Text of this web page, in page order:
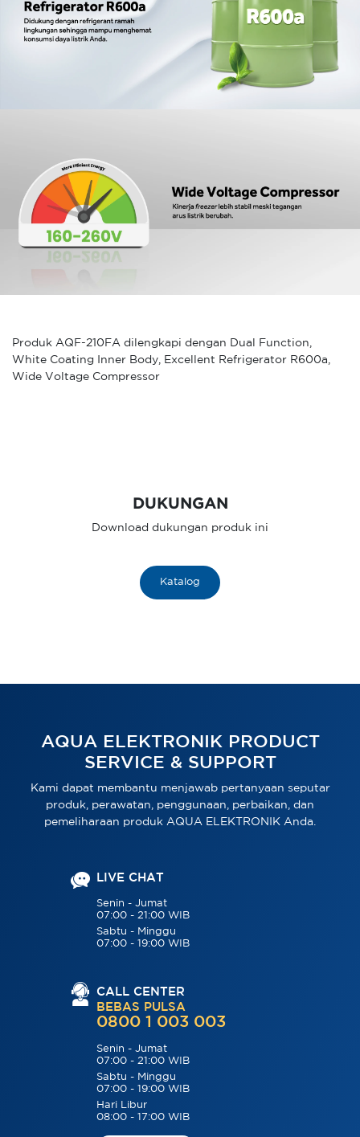
Produk AQF-210FA dilengkapi dengan Dual Function,
White Coating Inner Body, Excellent Refrigerator R600a,
Wide Voltage Compressor
DUKUNGAN
Download dukungan produk ini
Katalog
AQUA ELEKTRONIK PRODUCT
SERVICE & SUPPORT
Kami dapat membantu menjawab pertanyaan seputar
produk, perawatan, penggunaan, perbaikan, dan
pemeliharaan produk AQUA ELEKTRONIK Anda.
LIVE CHAT
Senin - Jumat
07:00 - 21:00 WIB
Sabtu - Minggu
07:00 - 19:00 WIB
CALL CENTER
BEBAS PULSA
0800 1 003 003
Senin - Jumat
07:00 - 21:00 WIB
Sabtu - Minggu
07:00 - 19:00 WIB
Hari Libur
08:00 - 17:00 WIB